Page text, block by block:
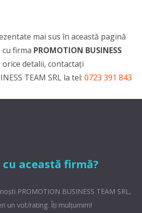
mai sus în această pagină
firma PROMOTION BUSINESS
orice detalii, contactaţi
TEAM SRL la tel: 0723 391 843
această firmă?
PROMOTION BUSINESS TEAM SRL,
un vot/rating. Îți mulțumim!